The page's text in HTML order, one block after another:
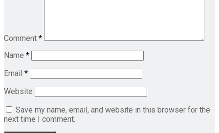
Comment *
Name *
Email *
Website
Save my name, email, and website in this browser for the
next time I comment.